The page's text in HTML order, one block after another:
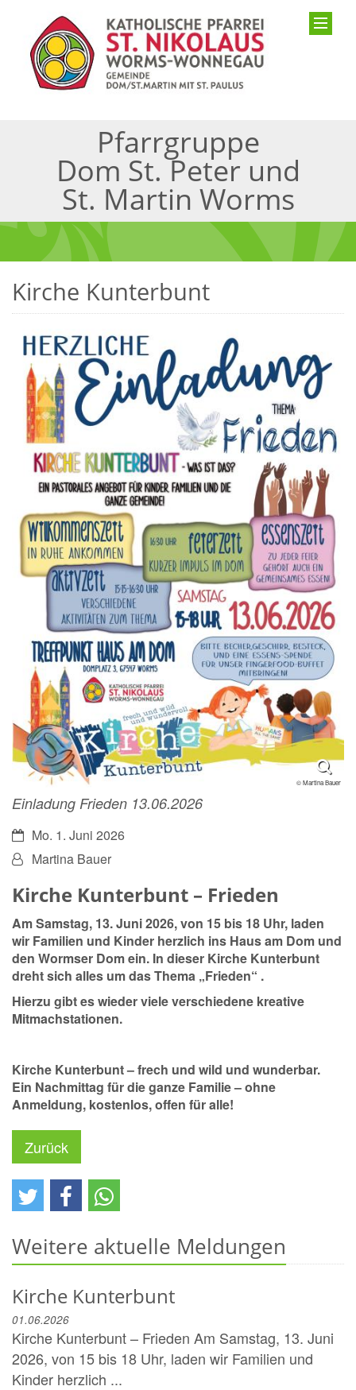
Pfarrgruppe
Dom St. Peter und
St. Martin Worms
Kirche Kunterbunt
© Martina Bauer
Einladung Frieden 13.06.2026
Datum:Mo. 1. Juni 2026
Von:Martina Bauer
Kirche Kunterbunt – Frieden
AmSamstag, 13. Juni 2026, von 15 bis 18 Uhr, laden
wir Familien und Kinder herzlich ins Haus am Dom und
den Wormser Domein. In dieser Kirche Kunterbunt
dreht sich alles um das Thema „Frieden“ .
Hierzu gibt es wieder viele verschiedene kreative
Mitmachstationen.
Kirche Kunterbunt – frech und wild und wunderbar.
Ein Nachmittag für die ganze Familie – ohne
Anmeldung, kostenlos, offen für alle!
Zurück
Weitere aktuelle Meldungen
Kirche Kunterbunt
01.06.2026
Kirche Kunterbunt – Frieden Am Samstag, 13. Juni
2026, von 15 bis 18 Uhr, laden wir Familien und
Kinder herzlich ...